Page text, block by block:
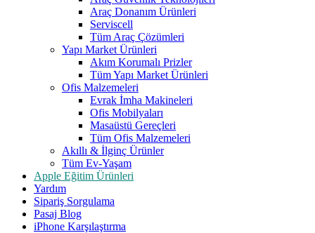
Araç Donanım Ürünleri
Serviscell
Tüm Araç Çözümleri
Yapı Market Ürünleri
Akım Korumalı Prizler
Tüm Yapı Market Ürünleri
Ofis Malzemeleri
Evrak İmha Makineleri
Ofis Mobilyaları
Masaüstü Gereçleri
Tüm Ofis Malzemeleri
Akıllı & İlginç Ürünler
Tüm Ev-Yaşam
Apple Eğitim Ürünleri
Yardım
Sipariş Sorgulama
Pasaj Blog
iPhone Karşılaştırma